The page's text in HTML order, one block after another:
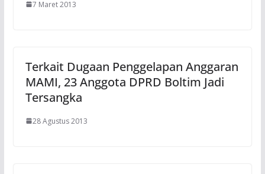
7 Maret 2013
Terkait Dugaan Penggelapan Anggaran
MAMI, 23 Anggota DPRD Boltim Jadi
Tersangka
28 Agustus 2013